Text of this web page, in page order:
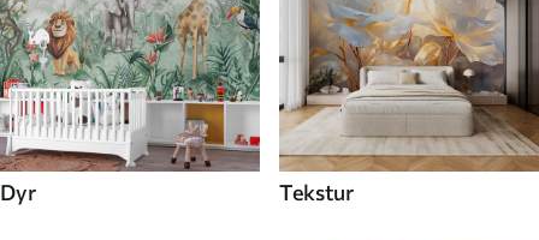
Dyr Tekstur